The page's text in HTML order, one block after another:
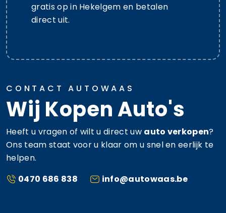
gratis op in Hekelgem en betalen
direct uit.
CONTACT AUTOWAAS
Wij Kopen Auto's
Heeft u vragen of wilt u direct uw auto verkopen?
Ons team staat voor u klaar om u snel en eerlijk te
helpen.
0470 686 838
info@autowaas.be